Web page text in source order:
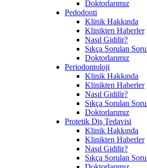
Doktorlarımız
Pedodonti
Klinik Hakkında
Klinikten Haberler
Nasıl Gidilir?
Sıkça Sorulan
Doktorlarımız
Periodontoloji
Klinik Hakkında
Klinikten Haberler
Nasıl Gidilir?
Sıkça Sorulan
Doktorlarımız
Protetik Diş Tedavisi
Klinik Hakkında
Klinikten Haberler
Nasıl Gidilir?
Sıkça Sorulan